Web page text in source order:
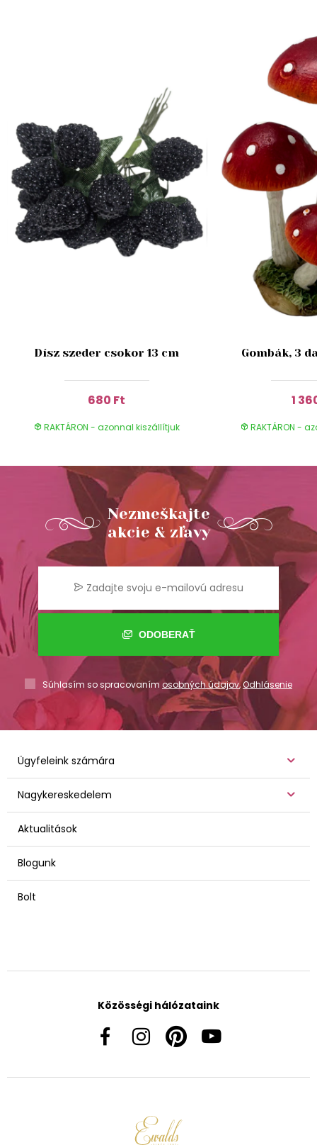
Dísz szeder csokor 13 cm
680 Ft
RAKTÁRON - azonnal kiszállítjuk
Gombák, 3
1
RAKTÁRON -
Nezmeškajte
akcie & zľavy
ODOBERAŤ
Súhlasím so spracovaním osobných údajov,Odhlásenie
Ügyfeleink számára
Nagykereskedelem
Aktualitások
Blogunk
Bolt
Közösségi hálózataink